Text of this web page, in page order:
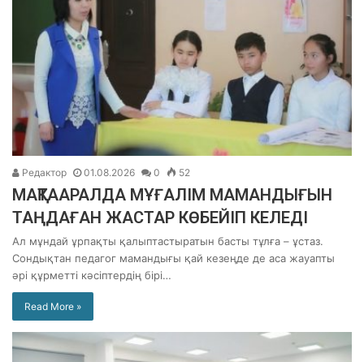
Редактор 01.08.2026 0 52
МАҚТААРАЛДА МҰҒАЛІМ МАМАНДЫҒЫН
ТАҢДАҒАН ЖАСТАР КӨБЕЙІП КЕЛЕДІ
Ал мұндай ұрпақты қалыптастыратын басты тұлға – ұстаз.
Сондықтан педагог мамандығы қай кезеңде де аса жауапты
әрі құрметті кәсіптердің бірі…
Read More »